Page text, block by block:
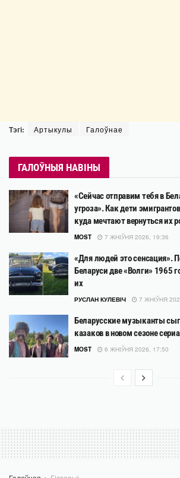
Тэгі: Артыкулы Галоўнае
ГАЛОЎНЫЯ НАВІНЫ
«Сейчас отправим тебя в
угроза». Как дети
куда мечтают вернуться их
MOST 7 ЖНІЎНЯ 2026, 19:36
«Для людей это сенсация».
Беларуси две «Волги» 1965
их
РУСЛАН КУЛЕВІЧ 7 ЖНІЎНЯ
Беларусские музыканты
казаков в новом сезоне
MOST 6 ЖНІЎНЯ 2026, 17:50